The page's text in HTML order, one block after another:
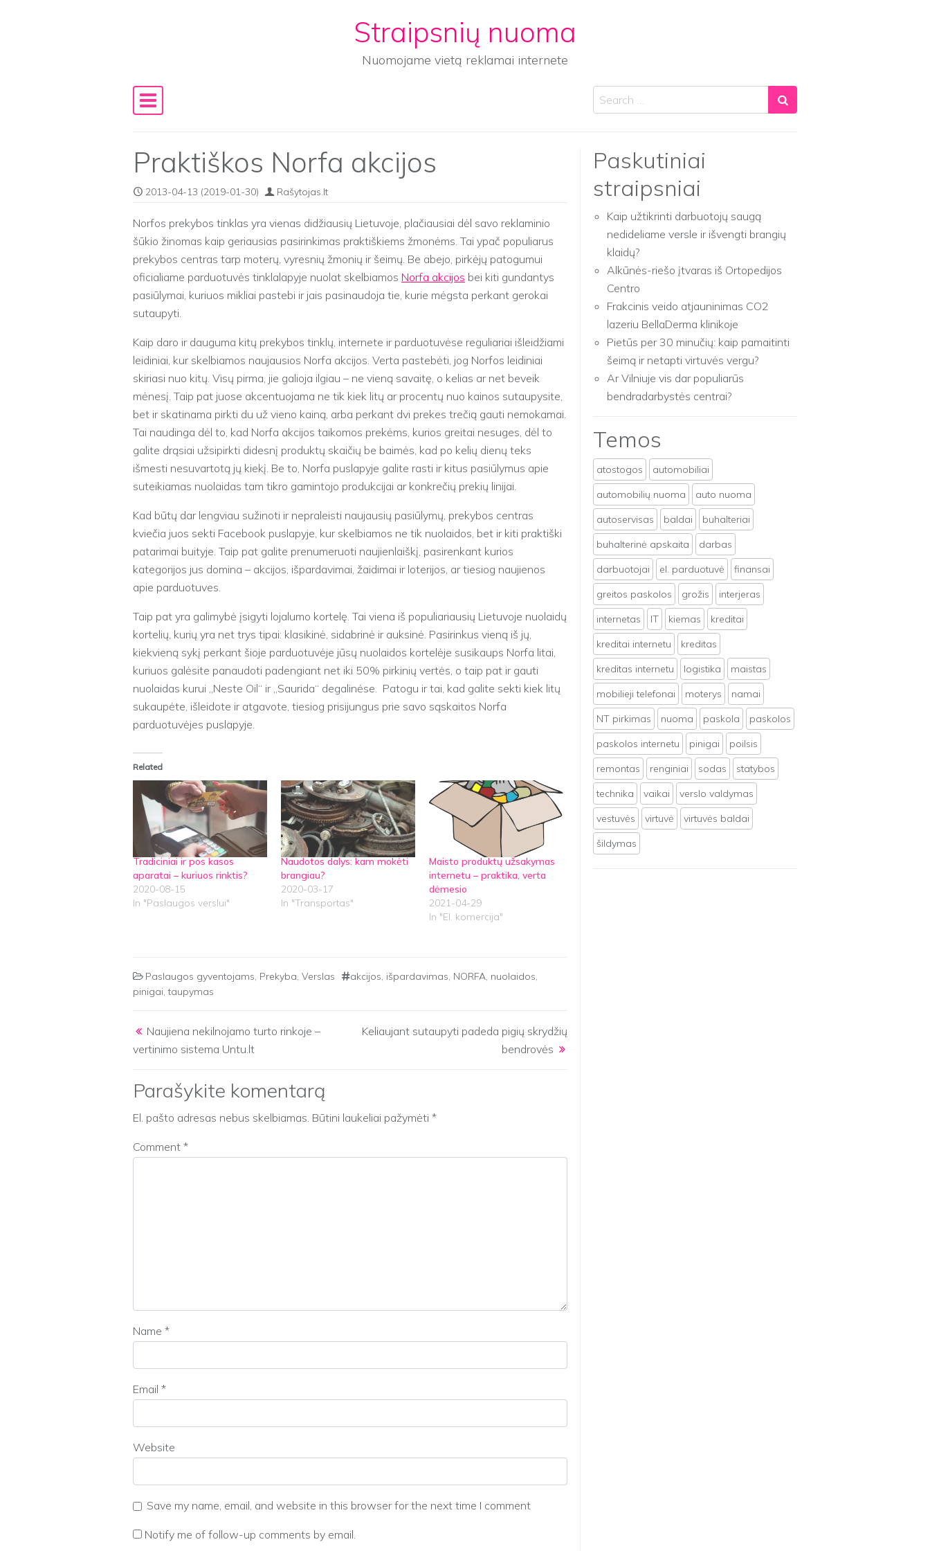
Straipsnių nuoma
Nuomojame vietą reklamai internete
Main Navigation
Search
Praktiškos Norfa akcijos
2013-04-13 (2019-01-30) Rašytojas.lt
Norfos prekybos tinklas yra vienas didžiausių Lietuvoje, plačiausiai dėl savo reklaminio
šūkio žinomas kaip geriausias pasirinkimas praktiškiems žmonėms. Tai ypač populiarus
prekybos centras tarp moterų, vyresnių žmonių ir šeimų. Be abejo, pirkėjų patogumui
oficialiame parduotuvės tinklalapyje nuolat skelbiamos Norfa akcijos bei kiti gundantys
pasiūlymai, kuriuos mikliai pastebi ir jais pasinaudoja tie, kurie mėgsta perkant gerokai
sutaupyti.
Kaip daro ir dauguma kitų prekybos tinklų, internete ir parduotuvėse reguliariai išleidžiami
leidiniai, kur skelbiamos naujausios Norfa akcijos. Verta pastebėti, jog Norfos leidiniai
skiriasi nuo kitų. Visų pirma, jie galioja ilgiau – ne vieną savaitę, o kelias ar net beveik
mėnesį. Taip pat juose akcentuojama ne tik kiek litų ar procentų nuo kainos sutaupysite,
bet ir skatinama pirkti du už vieno kainą, arba perkant dvi prekes trečią gauti nemokamai.
Tai naudinga dėl to, kad Norfa akcijos taikomos prekėms, kurios greitai nesuges, dėl to
galite drąsiai užsipirkti didesnį produktų skaičių be baimės, kad po kelių dienų teks
išmesti nesuvartotą jų kiekį. Be to, Norfa puslapyje galite rasti ir kitus pasiūlymus apie
suteikiamas nuolaidas tam tikro gamintojo produkcijai ar konkrečių prekių linijai.
Kad būtų dar lengviau sužinoti ir nepraleisti naujausių pasiūlymų, prekybos centras
kviečia juos sekti Facebook puslapyje, kur skelbiamos ne tik nuolaidos, bet ir kiti praktiški
patarimai buityje. Taip pat galite prenumeruoti naujienlaiškį, pasirenkant kurios
kategorijos jus domina – akcijos, išpardavimai, žaidimai ir loterijos, ar tiesiog naujienos
apie parduotuves.
Taip pat yra galimybė įsigyti lojalumo kortelę. Tai viena iš populiariausių Lietuvoje nuolaidų
kortelių, kurių yra net trys tipai: klasikinė, sidabrinė ir auksinė. Pasirinkus vieną iš jų,
kiekvieną sykį perkant šioje parduotuvėje jūsų nuolaidos kortelėje susikaups Norfa litai,
kuriuos galėsite panaudoti padengiant net iki 50% pirkinių vertės, o taip pat ir gauti
nuolaidas kurui „Neste Oil“ ir „Saurida“ degalinėse. Patogu ir tai, kad galite sekti kiek litų
sukaupėte, išleidote ir atgavote, tiesiog prisijungus prie savo sąskaitos Norfa
parduotuvėjes puslapyje.
Related
Tradiciniai ir pos kasos
aparatai – kuriuos rinktis?
2020-08-15
In "Paslaugos verslui"
Naudotos dalys: kam mokėti
brangiau?
2020-03-17
In "Transportas"
Maisto produktų užsakymas
internetu – praktika, verta
dėmesio
2021-04-29
In "El. komercija"
Paslaugos gyventojams, Prekyba, Verslas akcijos, išpardavimas, NORFA, nuolaidos,
pinigai,taupymas
Post navigation
Naujiena nekilnojamo turto rinkoje –
vertinimo sistema Untu.lt
Keliaujant sutaupyti padeda pigių skrydžių
bendrovės
Parašykite komentarą
El. pašto adresas nebus skelbiamas. Būtini laukeliai pažymėti *
Comment *
Name *
Email *
Website
Save my name, email, and website in this browser for the next time I comment
Notify me of follow-up comments by email.
Paskutiniai
straipsniai
Kaip užtikrinti darbuotojų saugą
nedideliame versle ir išvengti brangių
klaidų?
Alkūnės-riešo įtvaras iš Ortopedijos
Centro
Frakcinis veido atjauninimas CO2
lazeriu BellaDerma klinikoje
Pietūs per 30 minučių: kaip pamaitinti
šeimą ir netapti virtuvės vergu?
Ar Vilniuje vis dar populiarūs
bendradarbystės centrai?
Temos
atostogos
automobiliai
automobilių nuoma
auto nuoma
autoservisas
baldai
buhalteriai
buhalterinė apskaita
darbas
darbuotojai
el. parduotuvė
finansai
greitos paskolos
grožis
interjeras
internetas
IT kiemas
kreditai
kreditai internetu
kreditas
kreditas internetu
logistika
maistas
mobilieji telefonai
moterys
namai
NT pirkimas
nuoma paskola
paskolos
paskolos internetu
pinigai
poilsis
remontas
renginiai sodas
statybos
technika
vaikai
verslo valdymas
vestuvės
virtuvė
virtuvės baldai
šildymas